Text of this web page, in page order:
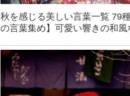
秋を感じる美しい言葉一覧 79
の言葉集め】可愛い響きの和風